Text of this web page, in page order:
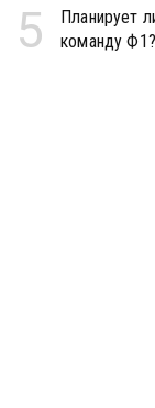
5
Планирует
команду Ф1?